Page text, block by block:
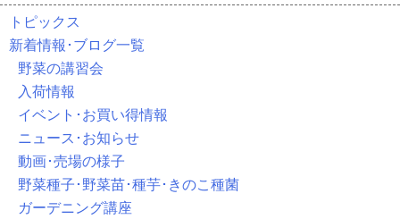
トピックス
新着情報･ブログ一覧
野菜の講習会
入荷情報
イベント･お買い得情報
ニュース･お知らせ
動画･売場の様子
野菜種子･野菜苗･種芋･きのこ種菌
ガーデニング講座